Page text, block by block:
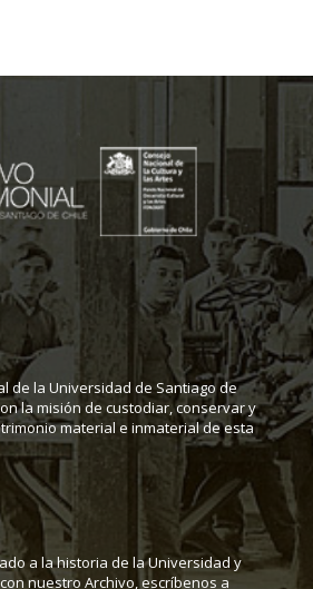
de la Universidad de Santiago de
la misión de custodiar, conservar y
material e inmaterial de esta
a la historia de la Universidad y
nuestro Archivo, escríbenos a